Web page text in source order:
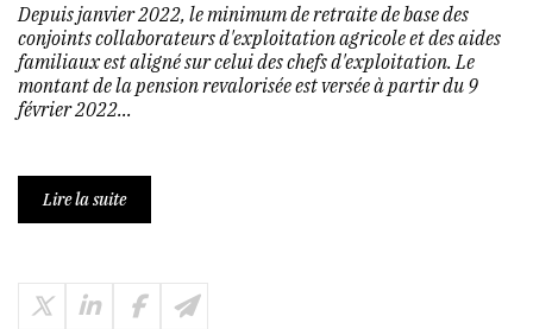
Depuis janvier 2022, le minimum de retraite de base des
conjoints collaborateurs d'exploitation agricole et des aides
familiaux est aligné sur celui des chefs d'exploitation. Le
montant de la pension revalorisée est versée à partir du 9
février 2022...
Lire la suite